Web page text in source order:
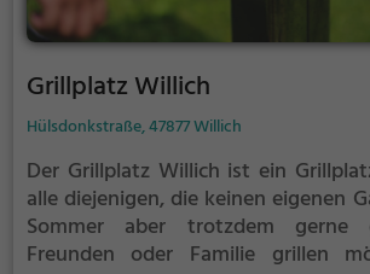
Grillplatz Willich
Hülsdonkstraße, 47877 Willich
Der Grillplatz Willich ist ein
alle diejenigen, die keinen eigenen
Sommer aber trotzdem gerne
Freunden oder Familie grillen